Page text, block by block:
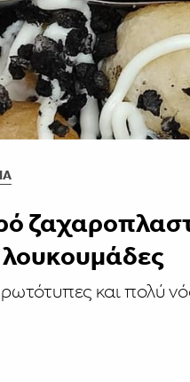
λουκουμάδες
και πολύ